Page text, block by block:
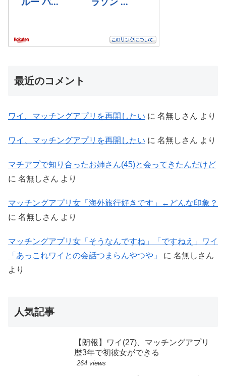
最近のコメント
ワイ、マッチングアプリを再開したい に 名無しさん より
ワイ、マッチングアプリを再開したい に 名無しさん より
マチアプで知り合ったお姉さん(45)と会ってきたんだけど
に 名無しさん より
マッチングアプリ女「海外旅行好きです」←どんな印象？
に 名無しさん より
マッチングアプリ女「そうなんですね」「ですねえ」ワイ
「あっこれワイとの会話つまらんやつや」
に 名無しさん
より
人気記事
【朗報】ワイ(27)、マッチングアプリ
歴3年で初彼女ができる
264 views